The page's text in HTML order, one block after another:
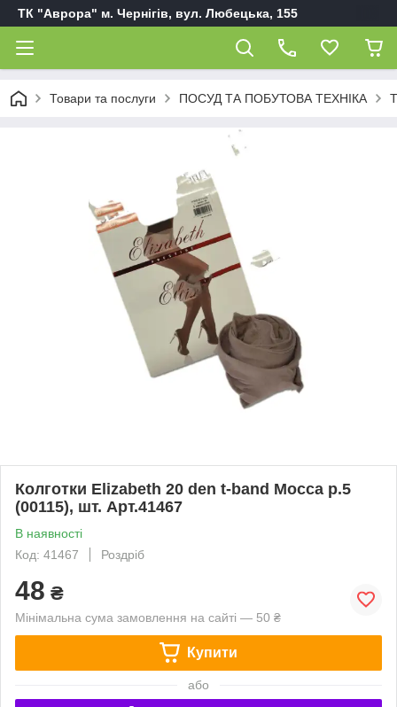
ТК "Аврора" м. Чернігів, вул. Любецька, 155
Товари та послуги ПОСУД ТА ПОБУТОВА ТЕХНІКА
Колготки Elizabeth 20 den t-band Mocca р.5
(00115), шт. Арт.41467
В наявності
Код: 41467
Роздріб
48 ₴
Мінімальна сума замовлення на сайті — 50 ₴
Купити
або